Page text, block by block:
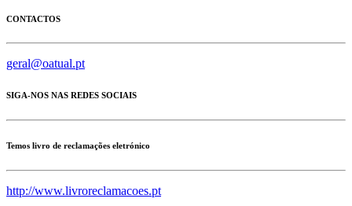
CONTACTOS
geral@oatual.pt
SIGA-NOS NAS REDES SOCIAIS
Temos livro de reclamações eletrónico
http://www.livroreclamacoes.pt